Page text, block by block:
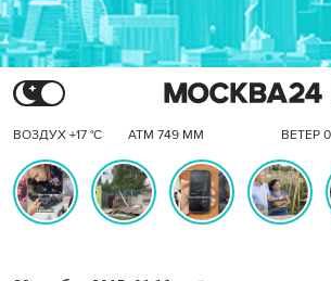
ВОЗДУХ +17 °C АТМ 749 ММ ВЕТЕР